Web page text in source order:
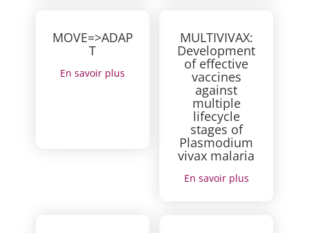
MOVE=>ADAP
T
En savoir plus
MULTIVIVAX:
Development
of effective
vaccines
against
multiple
lifecycle
stages of
Plasmodium
vivax malaria
En savoir plus